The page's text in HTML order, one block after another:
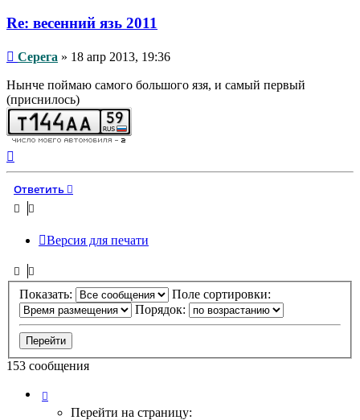
Re: весенний язь 2011
Сообщение
Серега » 18 апр 2013, 19:36
Нынче поймаю самого большого язя, и самый первый
(приснилось)
Ответить
Версия для печати
Показать:
Поле сортировки:
Порядок:
153 сообщения
Перейти на страницу: